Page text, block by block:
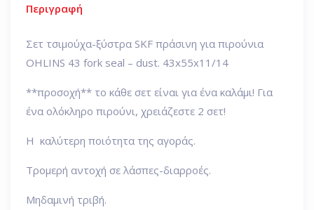
Περιγραφή
Σετ τσιμούχα-ξύστρα SKF πράσινη για πιρούνια
OHLINS 43 fork seal – dust. 43x55x11/14
**προσοχή** το κάθε σετ είναι για ένα καλάμι! Για
ένα ολόκληρο πιρούνι, χρειάζεστε 2 σετ!
H καλύτερη ποιότητα της αγοράς.
Tρομερή αντοχή σε λάσπες-διαρροές.
Mηδαμινή τριβή.